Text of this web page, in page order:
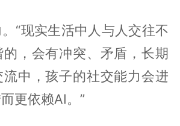
“现实生活中人与人交往不
，会有冲突、矛盾，长期
中，孩子的社交能力会进
更依赖AI。”